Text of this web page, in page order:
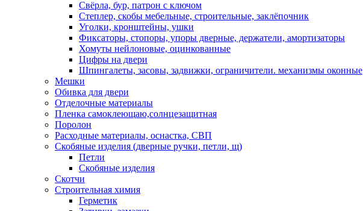
Свёрла, бур, патрон с ключом
Степлер, скобы мебельные, строительные, заклёпочник
Уголки, кронштейны, ушки
Фиксаторы, стопоры, упоры дверные, держатели, амортизаторы
Хомуты нейлоновые, оцинкованные
Цифры на двери
Шпингалеты, засовы, задвижки, ограничители. механизмы оконные
Мешки
Обивка для двери
Отделочные материалы
Пленка самоклеющаю,солнцезащитная
Поролон
Расходные материалы, оснастка, СВП
Скобяные изделия (дверные ручки, петли, щ)
Петли
Скобяные изделия
Скотчи
Строительная химия
Герметик